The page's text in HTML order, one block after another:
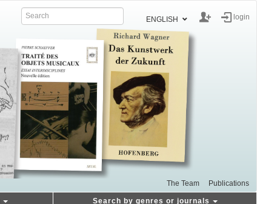
ENGLISH login
The Team Publications
Search by genres or journals